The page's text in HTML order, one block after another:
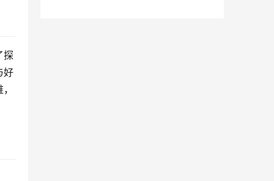
探
好